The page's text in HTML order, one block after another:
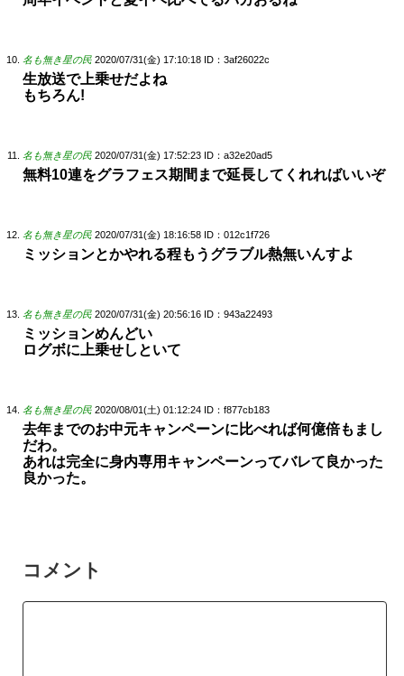
名も無き星の民 2020/07/31(金) 17:10:18 ID：3af26022c
生放送で上乗せだよね
もちろん!
名も無き星の民 2020/07/31(金) 17:52:23 ID：a32e20ad5
無料10連をグラフェス期間まで延長してくれればいいぞ
名も無き星の民 2020/07/31(金) 18:16:58 ID：012c1f726
ミッションとかやれる程もうグラブル熱無いんすよ
名も無き星の民 2020/07/31(金) 20:56:16 ID：943a22493
ミッションめんどい
ログボに上乗せしといて
名も無き星の民 2020/08/01(土) 01:12:24 ID：f877cb183
去年までのお中元キャンペーンに比べれば何億倍もまし
だわ。
あれは完全に身内専用キャンペーンってバレて良かった
良かった。
コメント